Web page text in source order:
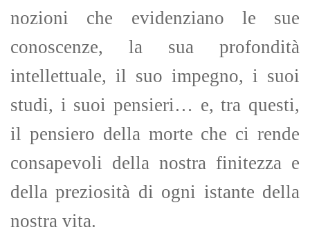
nozioni che evidenziano le sue
conoscenze, la sua profondità
intellettuale, il suo impegno, i suoi
studi, i suoi pensieri… e, tra questi,
il pensiero della morte che ci rende
consapevoli della nostra finitezza e
della preziosità di ogni istante della
nostra vita.